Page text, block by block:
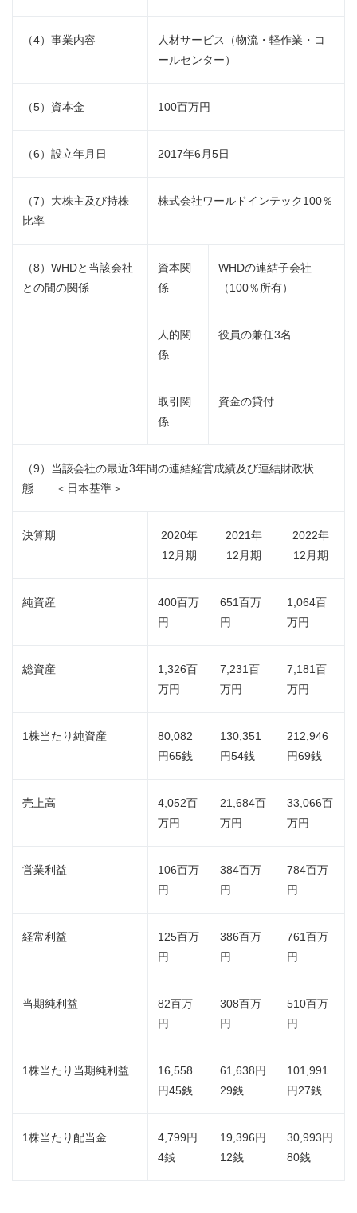
（4）事業内容
人材サービス（物流・軽作業・コ
ールセンター）
（5）資本金 100百万円
（6）設立年月日 2017年6月5日
（7）大株主及び持株
比率
株式会社ワールドインテック100％
（8）WHDと当該会社
との間の関係
資本関
係
WHDの連結子会社
（100％所有）
人的関
係
役員の兼任3名
取引関
係
資金の貸付
（9）当該会社の最近3年間の連結経営成績及び連結財政状
態 ＜日本基準＞
決算期
2020年
12月期
2021年
12月期
2022年
12月期
純資産
400百万
円
651百万
円
1,064百
万円
総資産
1,326百
万円
7,231百
万円
7,181百
万円
1株当たり純資産
80,082
円65銭
130,351
円54銭
212,946
円69銭
売上高
4,052百
万円
21,684百
万円
33,066百
万円
営業利益
106百万
円
384百万
円
784百万
円
経常利益
125百万
円
386百万
円
761百万
円
当期純利益
82百万
円
308百万
円
510百万
円
1株当たり当期純利益
16,558
円45銭
61,638円
29銭
101,991
円27銭
1株当たり配当金
4,799円
4銭
19,396円
12銭
30,993円
80銭